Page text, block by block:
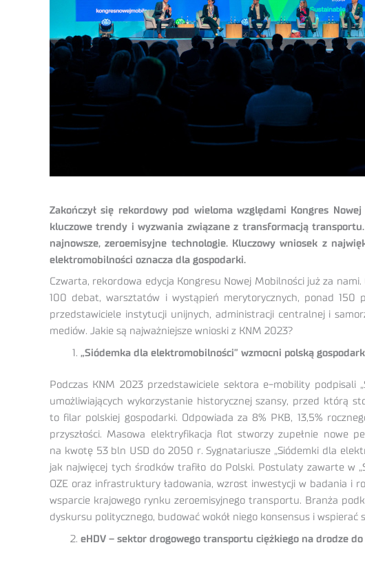
Zakończył się rekordowy pod wieloma względami Kongres
kluczowe trendy i wyzwania związane z transformacją
najnowsze, zeroemisyjne technologie. Kluczowy wniosek z
elektromobilności oznacza dla gospodarki.
Czwarta, rekordowa edycja Kongresu Nowej Mobilności już za
100 debat, warsztatów i wystąpień merytorycznych, ponad 150
przedstawiciele instytucji unijnych, administracji centralnej i
mediów. Jakie są najważniejsze wnioski z KNM 2023?
„Siódemka dla elektromobilności” wzmocni polską
Podczas KNM 2023 przedstawiciele sektora e-mobility podpisali
umożliwiających wykorzystanie historycznej szansy, przed którą
to filar polskiej gospodarki. Odpowiada za 8% PKB, 13,5%
przyszłości. Masowa elektryfikacja flot stworzy zupełnie nowe
na kwotę 53 bln USD do 2050 r. Sygnatariusze „Siódemki dla
jak najwięcej tych środków trafiło do Polski. Postulaty zawarte w
OZE oraz infrastruktury ładowania, wzrost inwestycji w badania i
wsparcie krajowego rynku zeroemisyjnego transportu. Branża
dyskursu politycznego, budować wokół niego konsensus i wspierać
eHDV – sektor drogowego transportu ciężkiego na drodze